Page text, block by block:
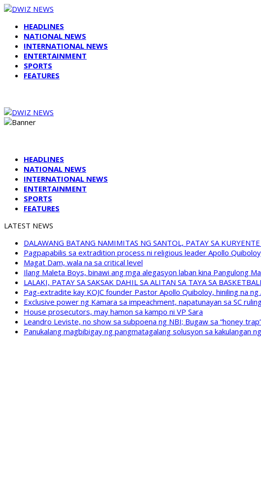
HEADLINES
NATIONAL NEWS
INTERNATIONAL NEWS
ENTERTAINMENT
SPORTS
FEATURES
HEADLINES
NATIONAL NEWS
INTERNATIONAL NEWS
ENTERTAINMENT
SPORTS
FEATURES
LATEST NEWS
DALAWANG BATANG NAMIMITAS NG SANTOL, PATAY SA KURYENTE
Pagpapabilis sa extradition process ni religious leader Apollo
Magat Dam, wala na sa critical level
Ilang Maleta Boys, binawi ang mga alegasyon laban kina Pangulong
LALAKI, PATAY SA SAKSAK DAHIL SA ALITAN SA TAYA SA
Pag-extradite kay KOJC founder Pastor Apollo Quiboloy, hiniling na ng
Exclusive power ng Kamara sa impeachment, napatunayan sa SC
House prosecutors, may hamon sa kampo ni VP Sara
Leandro Leviste, no show sa subpoena ng NBI; Bugaw sa “honey
Panukalang magbibigay ng pangmatagalang solusyon sa kakulangan